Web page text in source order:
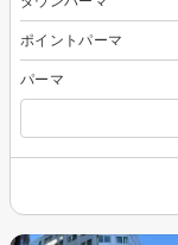
ポイントパーマ
パーマ